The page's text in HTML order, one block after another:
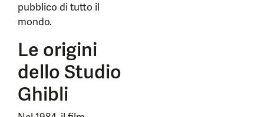
pubblico di tutto il
mondo.
Le origini
dello Studio
Ghibli